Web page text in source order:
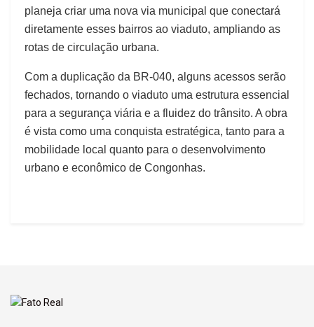
planeja criar uma nova via municipal que conectará
diretamente esses bairros ao viaduto, ampliando as
rotas de circulação urbana.
Com a duplicação da BR-040, alguns acessos serão
fechados, tornando o viaduto uma estrutura essencial
para a segurança viária e a fluidez do trânsito. A obra
é vista como uma conquista estratégica, tanto para a
mobilidade local quanto para o desenvolvimento
urbano e econômico de Congonhas.